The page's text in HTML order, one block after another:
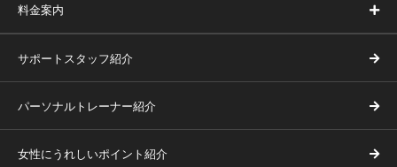
料金案内
サポートスタッフ紹介
パーソナルトレーナー紹介
女性にうれしいポイント紹介